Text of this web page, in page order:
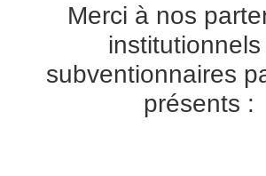
Merci à nos
subventionnaires
présents :